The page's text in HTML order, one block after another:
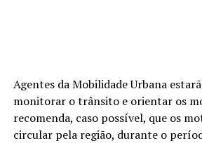
Agentes da Mobilidade Urbana
monitorar o trânsito e orientar os
recomenda, caso possível, que os
circular pela região, durante o